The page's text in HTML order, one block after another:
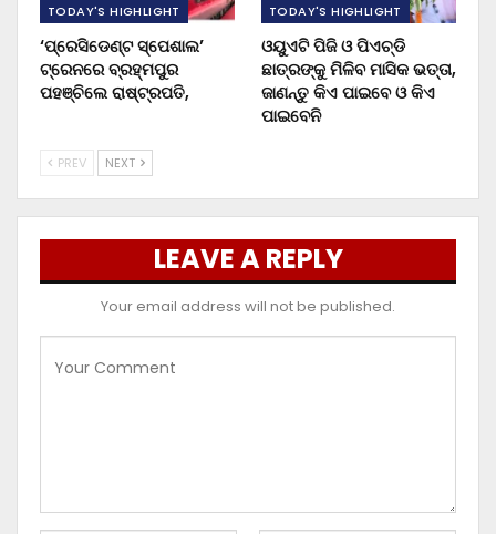
TODAY'S HIGHLIGHT
‘ପ୍ରେସିଡେଣ୍ଟ ସ୍ପେଶାଲ’
ଟ୍ରେନରେ ବ୍ରହ୍ମପୁର
ପହଞ୍ଚିଲେ ରାଷ୍ଟ୍ରପତି,
TODAY'S HIGHLIGHT
ଓୟୁଏଟି ପିଜି ଓ ପିଏଚ୍‌ଡି
ଛାତ୍ରଙ୍କୁ ମିଳିବ ମାସିକ ଭତ୍ତା,
ଜାଣନ୍ତୁ କିଏ ପାଇବେ ଓ କିଏ
ପାଇବେନି
PREV NEXT
LEAVE A REPLY
Your email address will not be published.